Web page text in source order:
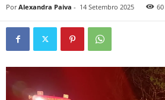
Por Alexandra Paiva - 14 Setembro 2025 60